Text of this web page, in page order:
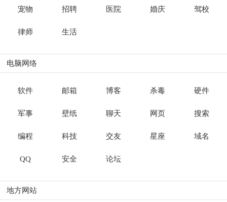
宠物 招聘 医院 婚庆 驾校
律师 生活
电脑网络
软件 邮箱 博客 杀毒 硬件
军事 壁纸 聊天 网页 搜索
编程 科技 交友 星座 域名
QQ 安全 论坛
地方网站